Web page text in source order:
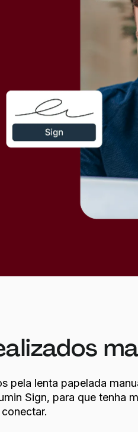
pela lenta papelada
Sign, para que tenha